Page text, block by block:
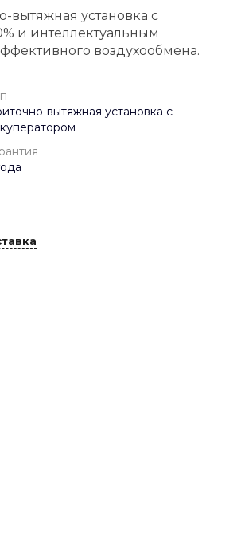
вытяжная установка с
и интеллектуальным
воздухообмена.
вытяжная установка с